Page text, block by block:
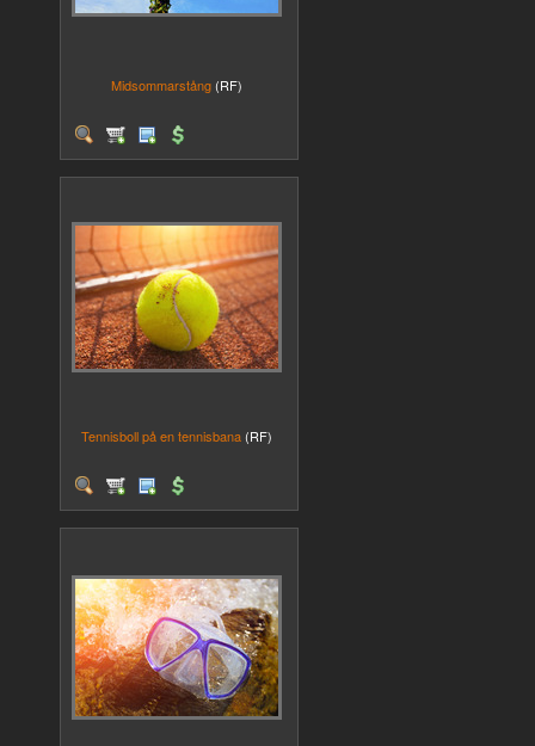
Midsommarstång (RF)
Tennisboll på en tennisbana (RF)